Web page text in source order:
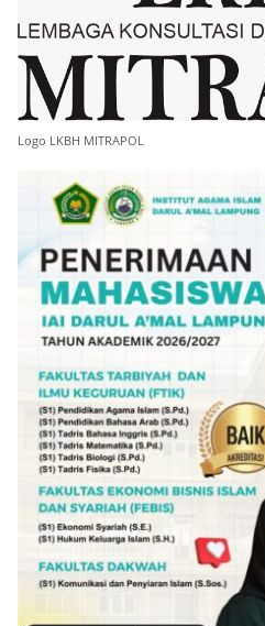
Logo LKBH MITRAPOL